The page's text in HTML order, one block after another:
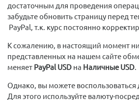
достаточным для проведения
забудьте обновить страницу перед
PayPal, т.к. курс постоянно
К сожалению, в настоящий момент
представленных на нашем сайте
меняет PayPal USD на Наличные USD.
Однако, вы можете
Для этого используйте валюту-